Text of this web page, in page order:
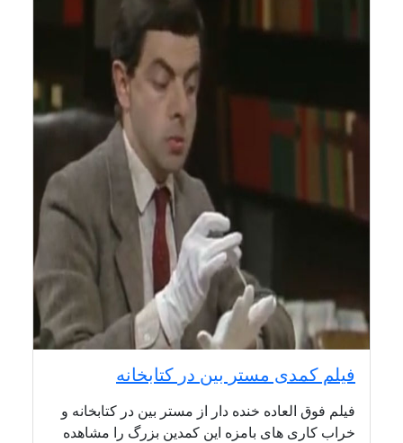
فیلم کمدی مستر بین در کتابخانه
فیلم فوق العاده خنده دار از مستر بین در کتابخانه و
خراب کاری های بامزه این کمدین بزرگ را مشاهده